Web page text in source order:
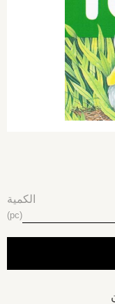
الكمية
pc